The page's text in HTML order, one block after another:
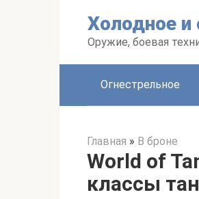
Холодное и
Оружие, боевая
Огнестрельное
Главная » В броне
World of
классы